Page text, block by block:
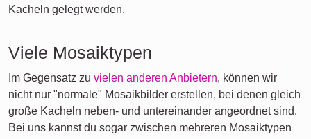
Kacheln gelegt werden.
Viele Mosaiktypen
Im Gegensatz zu vielen anderen Anbietern, können wir
nicht nur "normale" Mosaikbilder erstellen, bei denen gleich
große Kacheln neben- und untereinander angeordnet sind.
Bei uns kannst du sogar zwischen mehreren Mosaiktypen